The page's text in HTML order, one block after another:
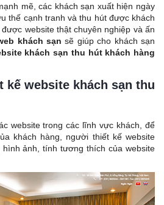
mẽ, các khách sạn xuất hiện ngày
thế cạnh tranh và thu hút được khách
website thật chuyên nghiệp và ấn
khách sạn sẽ giúp cho khách sạn
khách sạn thu hút khách hàng
kế website khách sạn thu
website trong các lĩnh vực khách, để
khách hàng, người thiết kế website
ảnh, tính tương thích của website